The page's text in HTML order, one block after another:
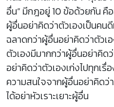
อื่น” มีกฎอยู่ 10 ข้อด้วยกัน คื
ผู้อื่นอย่าคิดว่าตัวเองเป็นคน
ฉลาดกว่าผู้อื่นอย่าคิดว่าตัวเ
ตัวเองมีมากกว่าผู้อื่นอย่าคิ
อย่าคิดว่าตัวเองเก่งไปทุกเรื่
ความสนใจจากผู้อื่นอย่าคิดว่
ได้อย่าหัวเราะเยาะผู้อื่น